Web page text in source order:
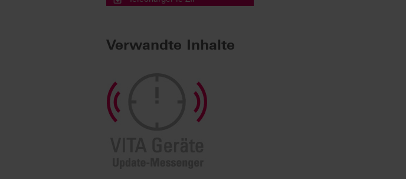
Verwandte Inhalte